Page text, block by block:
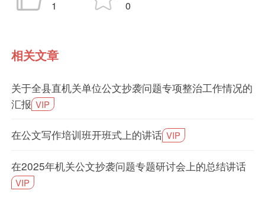
1
0
相关文章
关于全县直机关单位公文抄袭问题专项整治工作情况的
汇报 VIP
在公文写作培训班开班式上的讲话 VIP
在2025年机关公文抄袭问题专题研讨会上的总结讲话
VIP